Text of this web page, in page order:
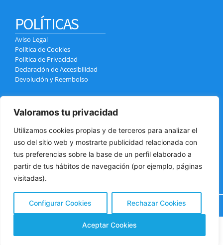
Valoramos tu privacidad
Utilizamos cookies propias y de terceros para analizar el
uso del sitio web y mostrarte publicidad relacionada con
tus preferencias sobre la base de un perfil elaborado a
partir de tus hábitos de navegación (por ejemplo, páginas
visitadas).
Configurar Cookies Rechazar Cookies
Aceptar Cookies¿Tienes alguna pregunta?
POLÍTICAS
Aviso Legal
Política de Cookies
Política de Privacidad
Declaración de Accesibilidad
Devolución y Reembolso
CONTACTO
Calle el Pozo, 4, 38400 Puerto de la Cruz
info@tenerifexcursiones.com
+34 699 439 970
+34 618 032 784
Copyright © 2025 Tenerifexcursiones | Powered by SAO S.L.